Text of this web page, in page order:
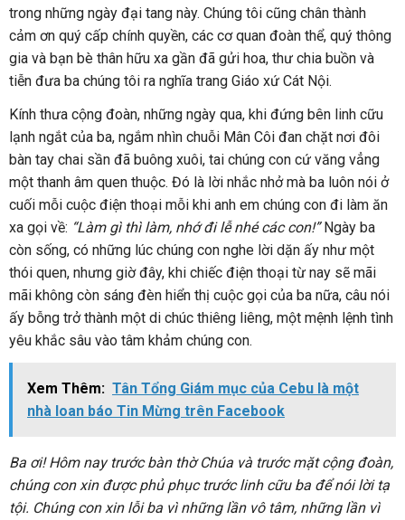
trong những ngày đại tang này. Chúng tôi cũng chân thành
cảm ơn quý cấp chính quyền, các cơ quan đoàn thể, quý thông
gia và bạn bè thân hữu xa gần đã gửi hoa, thư chia buồn và
tiễn đưa ba chúng tôi ra nghĩa trang Giáo xứ Cát Nội.
Kính thưa cộng đoàn, những ngày qua, khi đứng bên linh cữu
lạnh ngắt của ba, ngắm nhìn chuỗi Mân Côi đan chặt nơi đôi
bàn tay chai sần đã buông xuôi, tai chúng con cứ văng vẳng
một thanh âm quen thuộc. Đó là lời nhắc nhở mà ba luôn nói ở
cuối mỗi cuộc điện thoại mỗi khi anh em chúng con đi làm ăn
xa gọi về: “Làm gì thì làm, nhớ đi lễ nhé các con!”Ngày ba
còn sống, có những lúc chúng con nghe lời dặn ấy như một
thói quen, nhưng giờ đây, khi chiếc điện thoại từ nay sẽ mãi
mãi không còn sáng đèn hiển thị cuộc gọi của ba nữa, câu nói
ấy bỗng trở thành một di chúc thiêng liêng, một mệnh lệnh tình
yêu khắc sâu vào tâm khảm chúng con.
Xem Thêm: Tân Tổng Giám mục của Cebu là một
nhà loan báo Tin Mừng trên Facebook
Ba ơi! Hôm nay trước bàn thờ Chúa và trước mặt cộng đoàn,
chúng con xin được phủ phục trước linh cữu ba để nói lời tạ
tội. Chúng con xin lỗi ba vì những lần vô tâm, những lần vì